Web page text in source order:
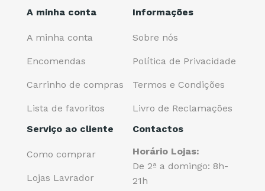
A minha conta
A minha conta
Encomendas
Carrinho de compras
Lista de favoritos
Informações
Sobre nós
Política de Privacidade
Termos e Condições
Livro de Reclamações
Serviço ao cliente
Como comprar
Lojas Lavrador
Contactos
Horário Lojas:
De 2ª a domingo: 8h-
21h